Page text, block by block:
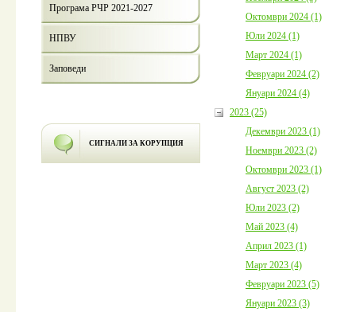
Програма РЧР 2021-2027
НПВУ
Заповеди
СИГНАЛИ ЗА КОРУПЦИЯ
Октомври 2024 (1)
Юли 2024 (1)
Март 2024 (1)
Февруари 2024 (2)
Януари 2024 (4)
2023 (25)
Декември 2023 (1)
Ноември 2023 (2)
Октомври 2023 (1)
Август 2023 (2)
Юли 2023 (2)
Май 2023 (4)
Април 2023 (1)
Март 2023 (4)
Февруари 2023 (5)
Януари 2023 (3)